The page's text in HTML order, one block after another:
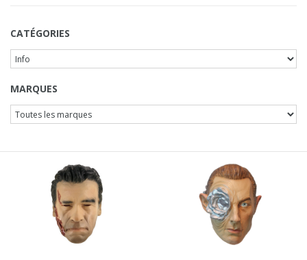
CATÉGORIES
MARQUES